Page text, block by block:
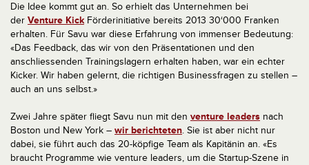
Die Idee kommt gut an. So erhielt das Unternehmen bei
der Venture KickFörderinitiative bereits 2013 30‘000 Franken
erhalten. Für Savu war diese Erfahrung von immenser Bedeutung:
«Das Feedback, das wir von den Präsentationen und den
anschliessenden Trainingslagern erhalten haben, war ein echter
Kicker. Wir haben gelernt, die richtigen Businessfragen zu stellen –
auch an uns selbst.»
Zwei Jahre später fliegt Savu nun mit den venture leaders nach
Boston und New York – wir berichteten. Sie ist aber nicht nur
dabei, sie führt auch das 20-köpfige Team als Kapitänin an. «Es
braucht Programme wie venture leaders, um die Startup-Szene in